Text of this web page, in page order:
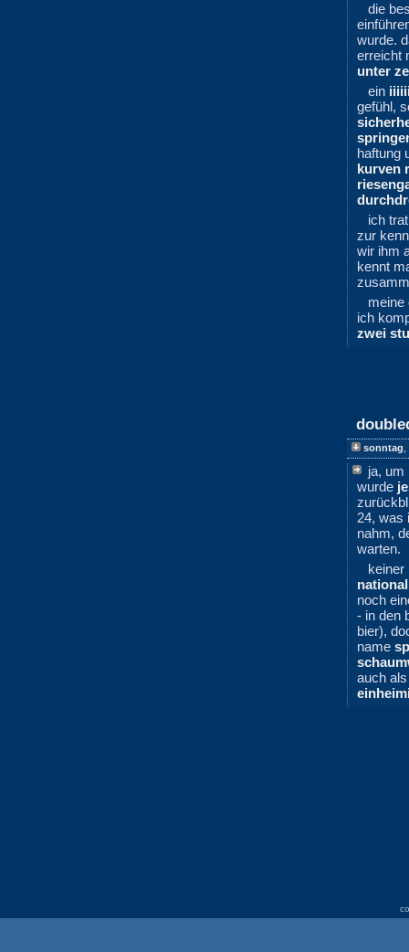
die
wurde.
erreicht
unter
ein
gefühl,
haftung
kurven
ich
zur
wir ihm
kennt
meine
ich
zwei
sonntag
ja, um
wurde
24,
nahm,
warten.
noch
- in den
bier),
name
auch